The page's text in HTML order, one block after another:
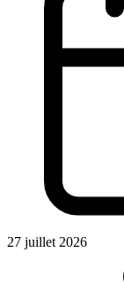
27 juillet 2026